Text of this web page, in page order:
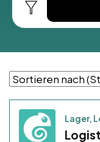
Lager,